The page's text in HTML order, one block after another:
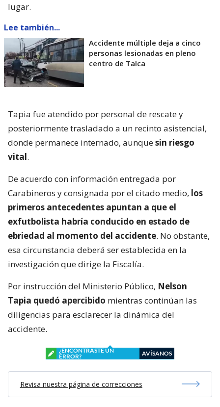
lugar.
Lee también...
Accidente múltiple deja a cinco
personas lesionadas en pleno
centro de Talca
Tapia fue atendido por personal de rescate y
posteriormente trasladado a un recinto asistencial,
donde permanece internado, aunquesin riesgo
vital.
De acuerdo con información entregada por
Carabineros y consignada por el citado medio, los
primeros antecedentes apuntan a que el
exfutbolista habría conducido en estado de
ebriedad al momento del accidente. No obstante,
esa circunstancia deberá ser establecida en la
investigación que dirige la Fiscalía.
Por instrucción del Ministerio Público, Nelson
Tapia quedó apercibido mientras continúan las
diligencias para esclarecer la dinámica del
accidente.
¿ENCONTRASTE UN
ERROR?
AVÍSANOS
Revisa nuestra página de correcciones